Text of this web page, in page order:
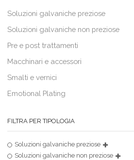
Soluzioni galvaniche preziose
Soluzioni galvaniche non preziose
Pre e post trattamenti
Macchinari e accessori
Smalti e vernici
Emotional Plating
FILTRA PER TIPOLOGIA
Soluzioni galvaniche preziose
Soluzioni galvaniche non preziose